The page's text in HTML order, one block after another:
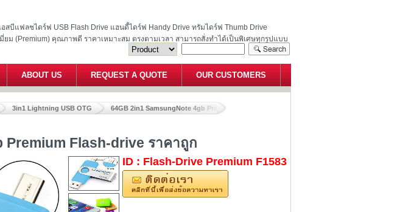
สบีแฟลชไดร์ฟ USB Flash Drive แฮนดี้ไดร์ฟ Handy Drive ทรัมไดร์ฟ Thumb Drive
ยม (Premium) คุณภาพดี ราคาเหมาะสม ตรงตามเวลา สามารถสั่งทำได้เป็นพิเศษทุกรูปแบบ
ABOUT US REQUEST A QUOTE OUR CUSTOMERS
3in1 Lightning USB OTG 64GB 2in1 SamsungNote 4gb Premium Flash-drive ราคาถูก
Premium Flash-drive ราคาถูก
ID : Flash-Drive Premium F1583